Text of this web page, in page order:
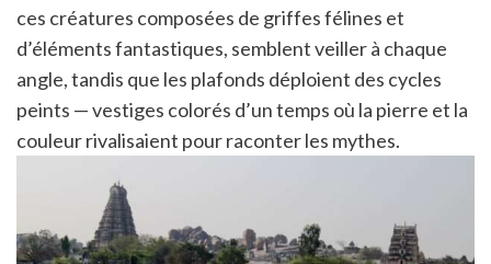
ces créatures composées de griffes félines et
d’éléments fantastiques, semblent veiller à chaque
angle, tandis que les plafonds déploient des cycles
peints — vestiges colorés d’un temps où la pierre et la
couleur rivalisaient pour raconter les mythes.